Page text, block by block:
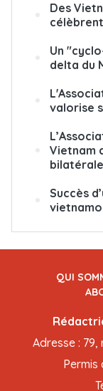
Des
Un
delta du
valorise
Vietnam
Succès
QUI
Adresse :
Permis